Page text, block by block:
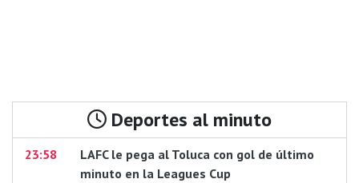
Deportes al minuto
23:58
LAFC le pega al Toluca con gol de último
minuto en la Leagues Cup